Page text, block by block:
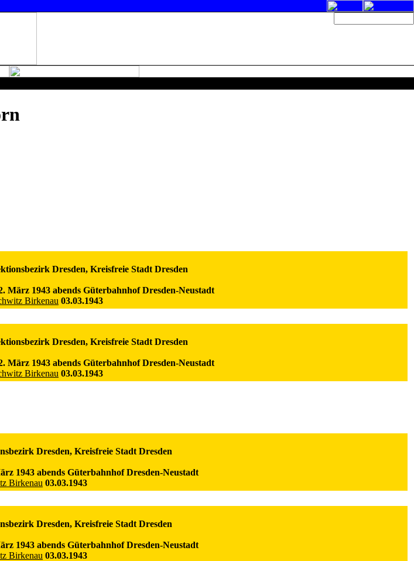
Dresden, Kreisfreie Stadt Dresden
März 1943 abends Güterbahnhof Dresden-Neustadt
Birkenau 03.03.1943
Dresden, Kreisfreie Stadt Dresden
März 1943 abends Güterbahnhof Dresden-Neustadt
Birkenau 03.03.1943
Dresden, Kreisfreie Stadt Dresden
1943 abends Güterbahnhof Dresden-Neustadt
Birkenau 03.03.1943
Dresden, Kreisfreie Stadt Dresden
1943 abends Güterbahnhof Dresden-Neustadt
Birkenau 03.03.1943